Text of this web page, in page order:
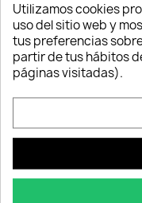
de color, etc. Se
Cantidad

Utilizamos cookies
uso del sitio web y
tus preferencias
partir de tus hábitos
páginas visitadas).